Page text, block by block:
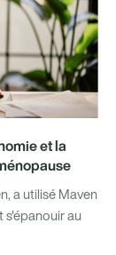
et la
a utilisé Maven
s'épanouir au